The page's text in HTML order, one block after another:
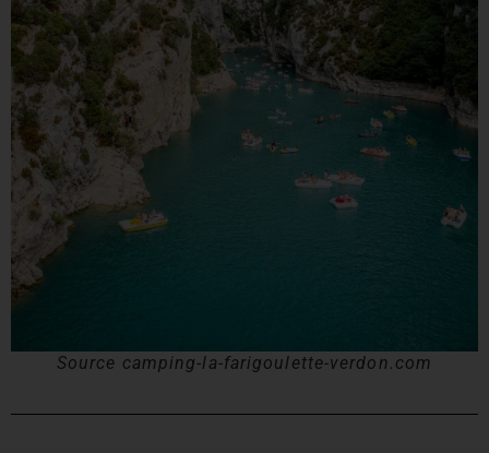
Source camping-la-farigoulette-verdon.com